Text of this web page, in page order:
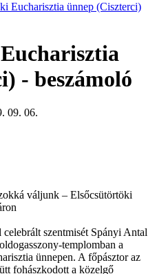
Eucharisztia ünnep (Ciszterci)
- beszámoló
09. 06.
váljunk – Elsőcsütörtöki
szentmisét Spányi Antal
templomban a
ünnepen. A főpásztor az
fohászkodott a közelgő